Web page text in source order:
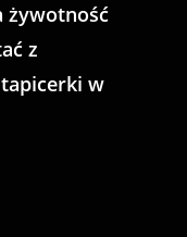
żywotność
z
w